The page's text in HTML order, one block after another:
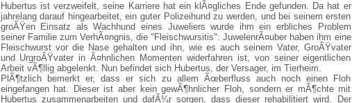
Hubertus ist verzweifelt, seine Karriere hat ein klÃ¤gliches Ende gefunden. Da hat er
jahrelang darauf hingearbeitet, ein guter Polizeihund zu werden, und bei seinem ersten
groÃŸen Einsatz als Wachhund eines Juweliers wurde ihm ein erbliches Problem
seiner Familie zum VerhÃ¤ngnis, die "Fleischwursitis": JuwelenrÃ¤uber haben ihm eine
Fleischwurst vor die Nase gehalten und ihn, wie es auch seinem Vater, GroÃŸvater
und UrgroÃŸvater in Ã¤hnlichen Momenten widerfahren ist, von seiner eigentlichen
Arbeit vÃ¶llig abgelenkt. Nun befindet sich Hubertus, der Versager, im Tierheim.
PlÃ¶tzlich bemerkt er, dass er sich zu allem Ãœberfluss auch noch einen Floh
eingefangen hat. Dieser ist aber kein gewÃ¶hnlicher Floh, sondern er mÃ¶chte mit
Hubertus zusammenarbeiten und dafÃ¼r sorgen, dass dieser rehabilitiert wird. Der